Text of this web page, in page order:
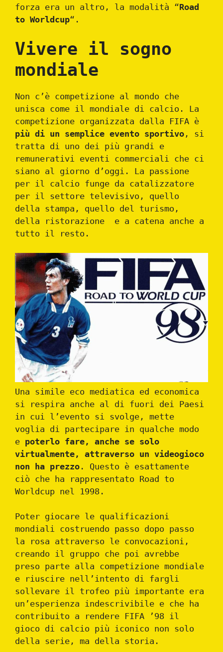
forza era un altro, la modalità “Road
to Worldcup“.
Vivere il sogno
mondiale
Non c’è competizione al mondo che
unisca come il mondiale di calcio. La
competizione organizzata dalla FIFA è
più di un semplice evento sportivo , si
tratta di uno dei più grandi e
remunerativi eventi commerciali che ci
siano al giorno d’oggi. La passione
per il calcio funge da catalizzatore
per il settore televisivo, quello
della stampa, quello del turismo,
della ristorazione e a catena anche a
tutto il resto.
Una simile eco mediatica ed economica
si respira anche al di fuori dei Paesi
in cui l’evento si svolge, mette
voglia di partecipare in qualche modo
e poterlo fare, anche se solo
virtualmente, attraverso un videogioco
non ha prezzo . Questo è esattamente
ciò che ha rappresentato Road to
Worldcup nel 1998.
Poter giocare le qualificazioni
mondiali costruendo passo dopo passo
la rosa attraverso le convocazioni,
creando il gruppo che poi avrebbe
preso parte alla competizione mondiale
e riuscire nell’intento di fargli
sollevare il trofeo più importante era
un’esperienza indescrivibile e che ha
contribuito a rendere FIFA ’98 il
gioco di calcio più iconico non solo
della serie, ma della storia.